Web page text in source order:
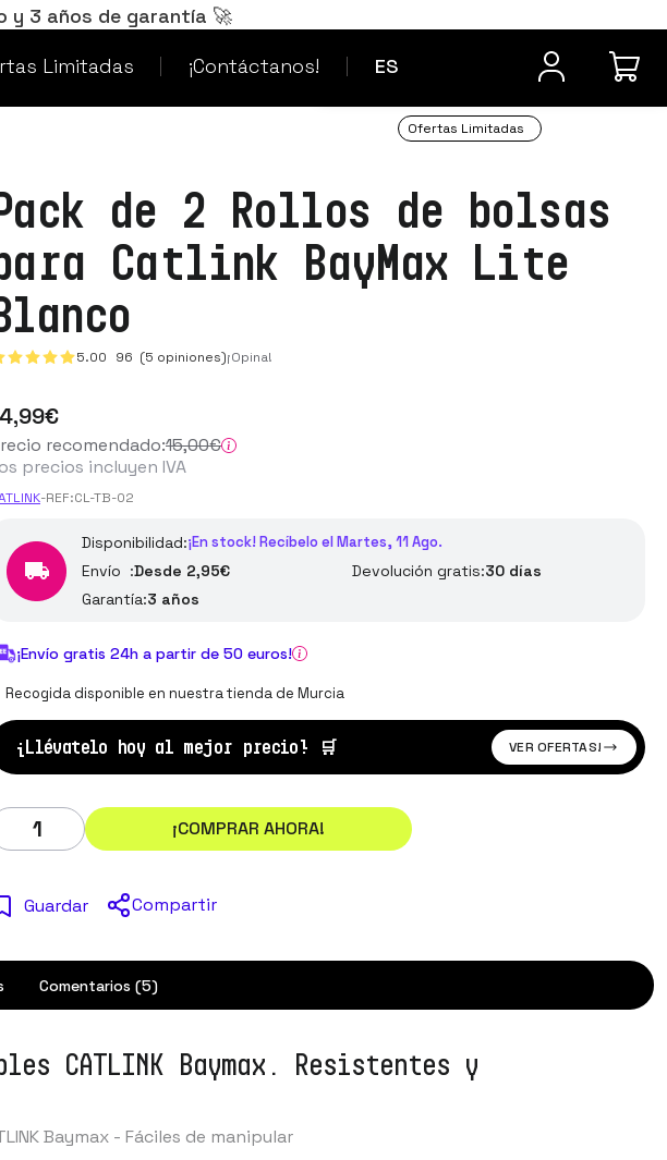
y 3 años de garantía 🚀
ES
Limitadas ¡Contáctanos!
¿Dudas? Contacta
Ofertas Limitadas
de 2 Rollos de bolsas
Catlink BayMax Lite
5.00 96 (5 opiniones)¡Opina!
,99€
recomendado:15,00€
precios incluyen IVA
-REF:CL-TB-02
Disponibilidad:¡En stock! Recíbelo el Martes, 11 Ago.
Envío :Desde 2,95€ Devolución gratis:30 días
Garantía:3 años
¡Envío gratis 24h a partir de 50 euros!
Recogida disponible en nuestra tienda de Murcia
¡Llévatelo hoy al mejor precio! 🛒 VER OFERTAS!
¡COMPRAR AHORA!
Guardar Compartir
Comentarios (5)
CATLINK Baymax. Resistentes y
Baymax - Fáciles de manipular